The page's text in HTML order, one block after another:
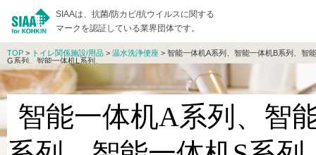
SIAAは、抗菌/防カビ/抗ウイルスに関する
マークを認証している業界団体です。
TOP > トイレ関係施設/用品 > 温水洗浄便座 > 智能一体机A系列、智能一体机B系列、智
G系列、智能一体机L系列、
智能一体机A系列、智